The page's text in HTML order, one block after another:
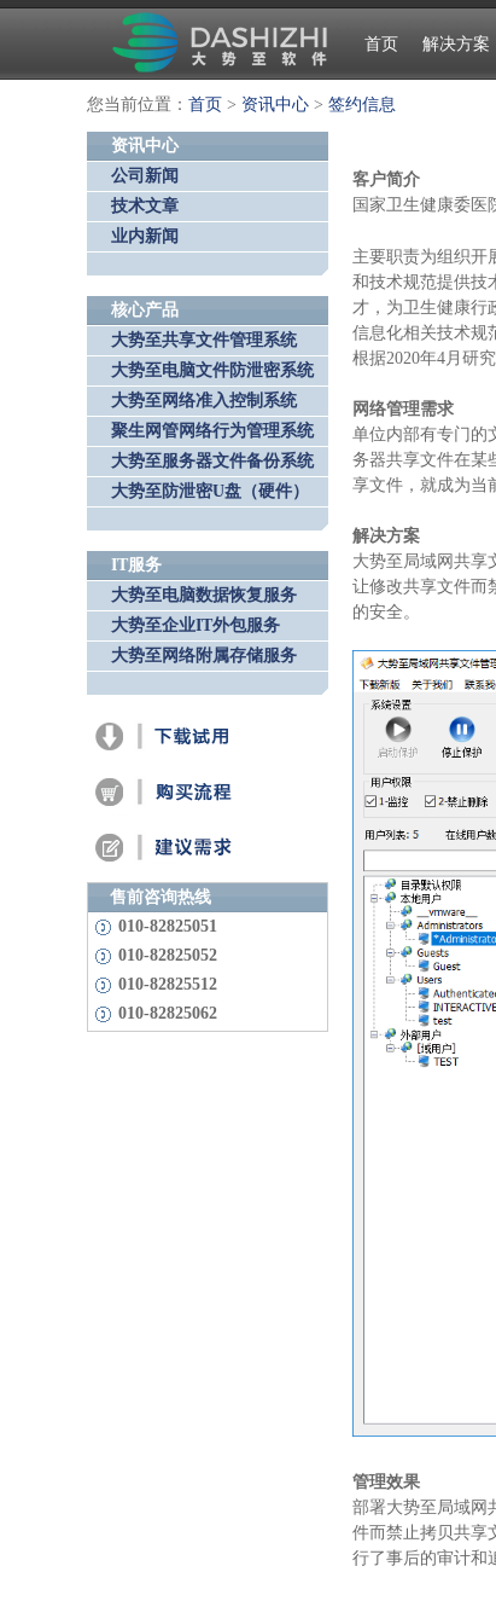
首页 解决方案
您当前位置： 首页 > 资讯中心 > 签约信息
资讯中心
公司新闻
技术文章
业内新闻
核心产品
大势至共享文件管理系统
大势至电脑文件防泄密系统
大势至网络准入控制系统
聚生网管网络行为管理系统
大势至服务器文件备份系统
大势至防泄密U盘（硬件）
IT服务
大势至电脑数据恢复服务
大势至企业IT外包服务
大势至网络附属存储服务
售前咨询热线
010-82825051
010-82825052
010-82825512
010-82825062
客户简介
国家卫生健康委医
主要职责为组织开
和技术规范提供技
才，为卫生健康行
信息化相关技术规
根据2020年4月研
网络管理需求
单位内部有专门的
务器共享文件在某
享文件，就成为当
解决方案
大势至局域网共享
让修改共享文件而
的安全。
管理效果
部署大势至局域网
件而禁止拷贝共享
行了事后的审计和